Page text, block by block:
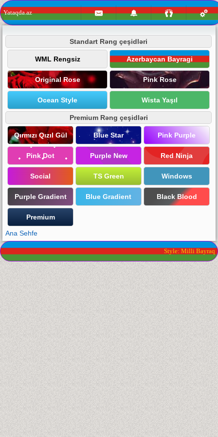
Yataqda.az
Standart Rəng çeşidləri
WML Rengsiz Azerbaycan Bayragi
Original Rose Pink Rose
Ocean Style Wista Yaşıl
Premium Rəng çeşidləri
Qırmızı Qızıl Gül Blue Star Pink Purple
Pink Dot Purple New Red Ninja
Social TS Green Windows
Purple Gradient Blue Gradient Black Blood
Premium
Ana Sehfe
Style: Milli Bayraq